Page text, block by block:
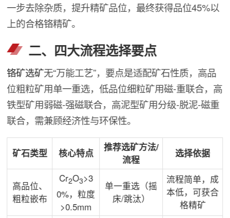
一步去除杂质，提升精矿品位，最终获得品位45%以
上的合格铬精矿。
二、四大流程选择要点
铬矿选矿无“万能工艺”，要点是适配矿石性质，高品
位粗粒矿用单一重选，低品位细粒矿用磁-重联合，高
铁型矿用弱磁-强磁联合，高泥型矿用分级-脱泥-磁重
联合，需兼顾经济性与环保性。
矿石类型 核心特点
推荐选矿方法/
流程
选择依据
高品位、
粗粒嵌布
Cr2O3>3
0%，粒度
>0.5mm
单一重选（摇
床/跳汰）
流程简单，成
本低，可获合
格精矿